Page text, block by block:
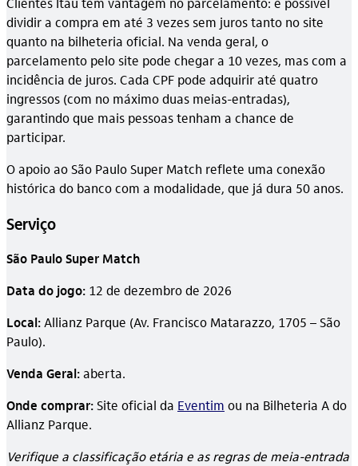
dividir a compra em até 3 vezes sem juros tanto no site
quanto na bilheteria oficial. Na venda geral, o
parcelamento pelo site pode chegar a 10 vezes, mas com a
incidência de juros. Cada CPF pode adquirir até quatro
ingressos (com no máximo duas meias-entradas),
garantindo que mais pessoas tenham a chance de
participar.
O apoio ao São Paulo Super Match reflete uma conexão
histórica do banco com a modalidade, que já dura 50 anos.
Serviço
São Paulo Super Match
Data do jogo: 12 de dezembro de 2026
Local:Allianz Parque (Av. Francisco Matarazzo, 1705 – São
Paulo).
Venda Geral:aberta.
Onde comprar:Site oficial da Eventim ou na Bilheteria A do
Allianz Parque.
Verifique a classificação etária e as regras de meia-entrada